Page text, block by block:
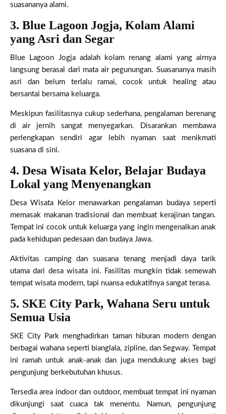
suasananya alami.
3. Blue Lagoon Jogja, Kolam Alami
yang Asri dan Segar
Blue Lagoon Jogja adalah kolam renang alami yang airnya
langsung berasal dari mata air pegunungan. Suasananya masih
asri dan belum terlalu ramai, cocok untuk healing atau
bersantai bersama keluarga.
Meskipun fasilitasnya cukup sederhana, pengalaman berenang
di air jernih sangat menyegarkan. Disarankan membawa
perlengkapan sendiri agar lebih nyaman saat menikmati
suasana di sini.
4. Desa Wisata Kelor, Belajar Budaya
Lokal yang Menyenangkan
Desa Wisata Kelor menawarkan pengalaman budaya seperti
memasak makanan tradisional dan membuat kerajinan tangan.
Tempat ini cocok untuk keluarga yang ingin mengenalkan anak
pada kehidupan pedesaan dan budaya Jawa.
Aktivitas camping dan suasana tenang menjadi daya tarik
utama dari desa wisata ini. Fasilitas mungkin tidak semewah
tempat wisata modern, tapi nuansa edukatifnya sangat terasa.
5. SKE City Park, Wahana Seru untuk
Semua Usia
SKE City Park menghadirkan taman hiburan modern dengan
berbagai wahana seperti bianglala, zipline, dan Segway. Tempat
ini ramah untuk anak-anak dan juga mendukung akses bagi
pengunjung berkebutuhan khusus.
Tersedia area indoor dan outdoor, membuat tempat ini nyaman
dikunjungi saat cuaca tak menentu. Namun, pengunjung